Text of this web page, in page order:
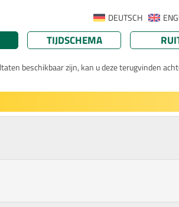
DEUTSCH
TIJDSCHEMA
beschikbaar zijn, kan u deze terugvinden